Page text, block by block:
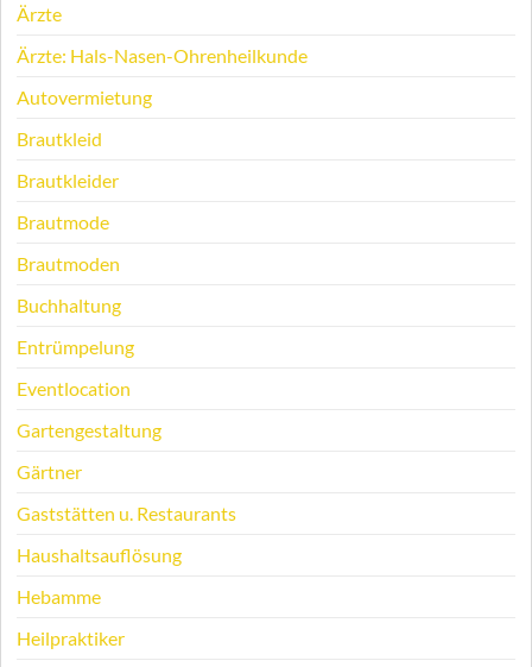
Ärzte
Ärzte: Hals-Nasen-Ohrenheilkunde
Autovermietung
Brautkleid
Brautkleider
Brautmode
Brautmoden
Buchhaltung
Entrümpelung
Eventlocation
Gartengestaltung
Gärtner
Gaststätten u. Restaurants
Haushaltsauflösung
Hebamme
Heilpraktiker